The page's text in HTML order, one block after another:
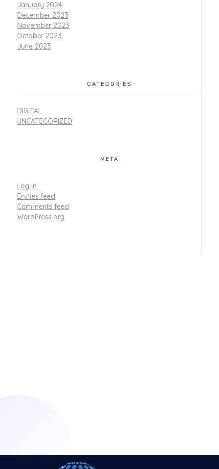
January 2024
December 2023
November 2023
October 2023
June 2023
CATEGORIES
DIGITAL
UNCATEGORIZED
META
Log in
Entries feed
Comments feed
WordPress.org